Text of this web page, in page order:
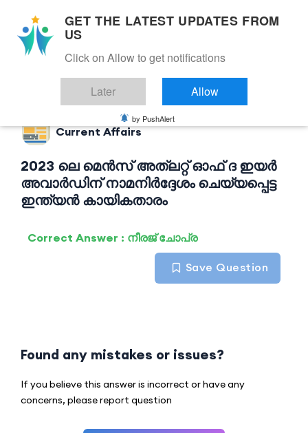
Back to Current Affairs
Current Affairs
2023 ലെ മെൻസ് അത്‌ലറ്റ് ഓഫ് ദ ഇയർ
അവാർഡിന് നാമനിർദ്ദേശം ചെയ്യപ്പെട്ട
ഇന്ത്യൻ കായികതാരം
Correct Answer : നീരജ് ചോപ്ര
Save Question
Found any mistakes or issues?
If you believe this answer is incorrect or have any
concerns, please report question
GET THE LATEST UPDATES FROM
US
Click on Allow to get notifications
Later Allow
by PushAlert